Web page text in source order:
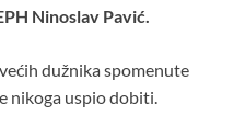
Ninoslav Pavić.
dužnika spomenute
nikoga uspio dobiti.